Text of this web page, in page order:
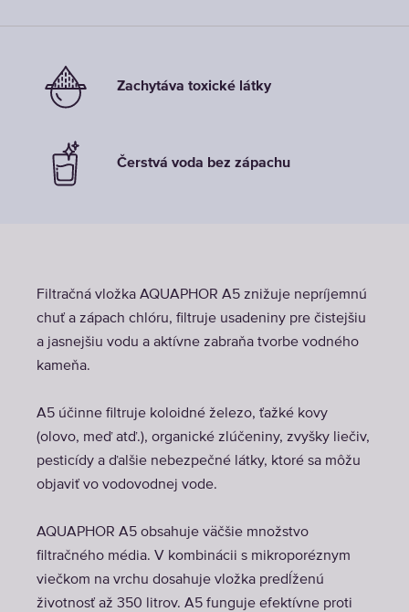
Zachytáva toxické látky
Čerstvá voda bez zápachu
Filtračná vložka AQUAPHOR A5 znižuje nepríjemnú
chuť a zápach chlóru, filtruje usadeniny pre čistejšiu
a jasnejšiu vodu a aktívne zabraňa tvorbe vodného
kameňa.
A5 účinne filtruje koloidné železo, ťažké kovy
(olovo, meď atď.), organické zlúčeniny, zvyšky liečiv,
pesticídy a ďalšie nebezpečné látky, ktoré sa môžu
objaviť vo vodovodnej vode.
AQUAPHOR A5 obsahuje väčšie množstvo
filtračného média. V kombinácii s mikroporéznym
viečkom na vrchu dosahuje vložka predĺženú
životnosť až 350 litrov. A5 funguje efektívne proti